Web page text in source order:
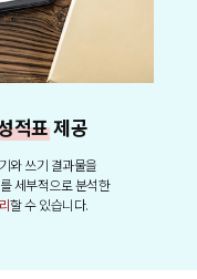
적표제공
와 쓰기 결과물을
세부적으로 분석한
할 수 있습니다.